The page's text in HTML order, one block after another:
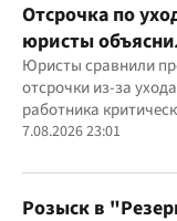
Отсрочка по
юристы
Юристы сравнили
отсрочки из-за
работника
предприятием
7.08.2026 23:01
Розыск в